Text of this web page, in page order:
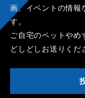
画、イベントの情報
す。
ご自宅のペットやめ
どしどしお送りくだ